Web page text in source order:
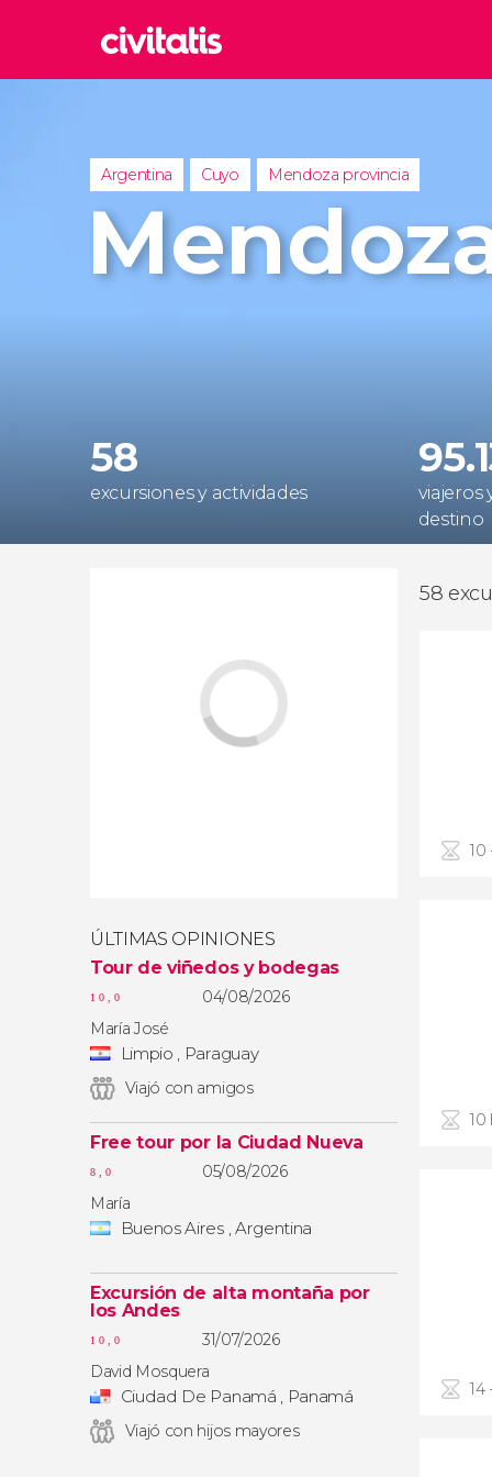
Reino
Argentina Cuyo Mendoza provincia
58
excursiones y actividades
viajeros
destino
ÚLTIMAS OPINIONES
Tour de viñedos y bodegas
10,0
04/08/2026
María José
Limpio , Paraguay
Viajó con amigos
Free tour por la Ciudad Nueva
8,0
05/08/2026
María
Buenos Aires , Argentina
Excursión de alta montaña por
los Andes
10,0
31/07/2026
David Mosquera
Ciudad De Panamá , Panamá
Viajó con hijos mayores
58
10
10
14